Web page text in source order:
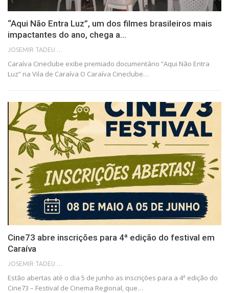
“Aqui Não Entra Luz”, um dos filmes brasileiros mais
impactantes do ano, chega a…
JOSEMIR TADEU FONSECA
Caraíva Cineclube exibe premiado documentário “Aqui Não Entra
Luz” na Vila de Caraíva O Caraíva Cineclube…
Cine73 abre inscrições para 4ª edição do festival em
Caraíva
JOSEMIR TADEU FONSECA
Estão abertas até o dia 5 de junho as inscrições para a 4ª edição do
Cine73 – Festival de Cinema Regional, que…